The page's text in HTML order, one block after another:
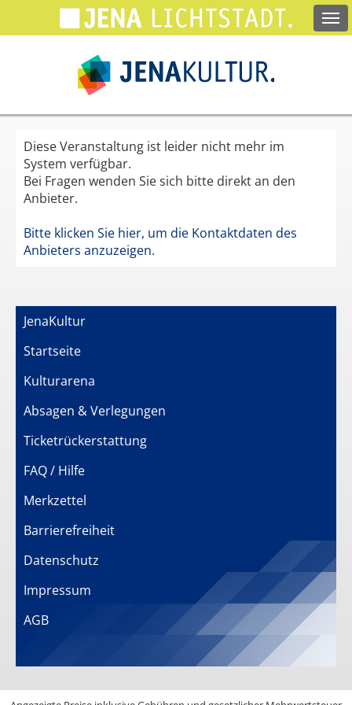
zum
Diese Veranstaltung ist leider nicht mehr im
System verfügbar.
Bei Fragen wenden Sie sich bitte direkt an den
Anbieter.
Bitte klicken Sie hier, um die Kontaktdaten des
Anbieters anzuzeigen.
JenaKultur
Startseite
Kulturarena
Absagen & Verlegungen
Ticketrückerstattung
FAQ / Hilfe
Merkzettel
Barrierefreiheit
Datenschutz
Impressum
AGB